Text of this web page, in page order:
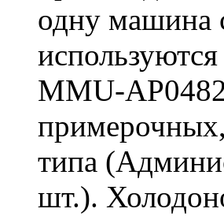
одну машина
MMU-
типа
шт.).